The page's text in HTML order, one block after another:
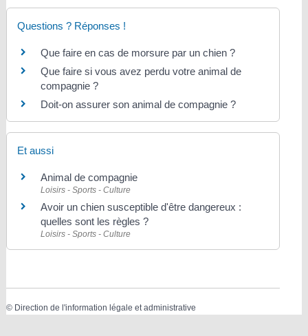
Questions ? Réponses !
Que faire en cas de morsure par un chien ?
Que faire si vous avez perdu votre animal de
compagnie ?
Doit-on assurer son animal de compagnie ?
Et aussi
Animal de compagnie
Loisirs - Sports - Culture
Avoir un chien susceptible d'être dangereux :
quelles sont les règles ?
Loisirs - Sports - Culture
© Direction de l'information légale et administrative